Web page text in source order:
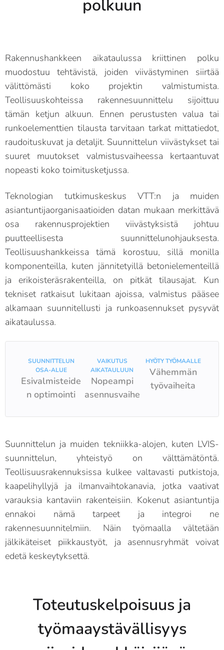
polkuun
Rakennushankkeen aikataulussa kriittinen polku
muodostuu tehtävistä, joiden viivästyminen siirtää
välittömästi koko projektin valmistumista.
Teollisuuskohteissa rakennesuunnittelu sijoittuu
tämän ketjun alkuun. Ennen perustusten valua tai
runkoelementtien tilausta tarvitaan tarkat mittatiedot,
raudoituskuvat ja detaljit. Suunnittelun viivästykset tai
suuret muutokset valmistusvaiheessa kertaantuvat
nopeasti koko toimitusketjussa.
Teknologian tutkimuskeskus VTT:n ja muiden
asiantuntijaorganisaatioiden datan mukaan merkittävä
osa rakennusprojektien viivästyksistä johtuu
puutteellisesta suunnittelunohjauksesta.
Teollisuushankkeissa tämä korostuu, sillä monilla
komponenteilla, kuten jännitetyillä betonielementeillä
ja erikoisteräsrakenteilla, on pitkät tilausajat. Kun
tekniset ratkaisut lukitaan ajoissa, valmistus pääsee
alkamaan suunnitellusti ja runkoasennukset pysyvät
aikataulussa.
SUUNNITTELUN
OSA-ALUE
Esivalmisteide
n optimointi
VAIKUTUS
AIKATAULUUN
Nopeampi
asennusvaihe
HYÖTY TYÖMAALLE
Vähemmän
työvaiheita
Suunnittelun ja muiden tekniikka-alojen, kuten LVIS-
suunnittelun, yhteistyö on välttämätöntä.
Teollisuusrakennuksissa kulkee valtavasti putkistoja,
kaapelihyllyjä ja ilmanvaihtokanavia, jotka vaativat
varauksia kantaviin rakenteisiin. Kokenut asiantuntija
ennakoi nämä tarpeet ja integroi ne
rakennesuunnitelmiin. Näin työmaalla vältetään
jälkikäteiset piikkaustyöt, ja asennusryhmät voivat
edetä keskeytyksettä.
Toteutuskelpoisuus ja
työmaaystävällisyys